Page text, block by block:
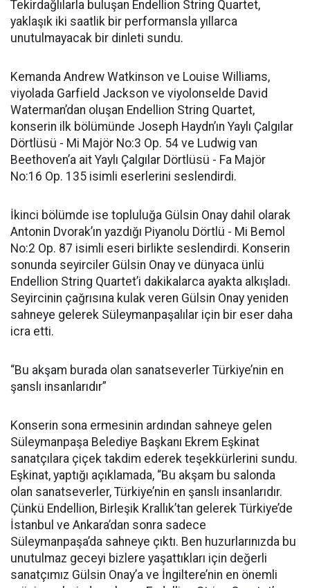
Tekirdağlılarla buluşan Endellion String Quartet,
yaklaşık iki saatlik bir performansla yıllarca
unutulmayacak bir dinleti sundu.
Kemanda Andrew Watkinson ve Louise Williams,
viyolada Garfield Jackson ve viyolonselde David
Waterman’dan oluşan Endellion String Quartet,
konserin ilk bölümünde Joseph Haydn’ın Yaylı Çalgılar
Dörtlüsü - Mi Majör No:3 Op. 54 ve Ludwig van
Beethoven’a ait Yaylı Çalgılar Dörtlüsü - Fa Majör
No:16 Op. 135 isimli eserlerini seslendirdi.
İkinci bölümde ise topluluğa Gülsin Onay dahil olarak
Antonin Dvorak’ın yazdığı Piyanolu Dörtlü - Mi Bemol
No:2 Op. 87 isimli eseri birlikte seslendirdi. Konserin
sonunda seyirciler Gülsin Onay ve dünyaca ünlü
Endellion String Quartet’i dakikalarca ayakta alkışladı.
Seyircinin çağrısına kulak veren Gülsin Onay yeniden
sahneye gelerek Süleymanpaşalılar için bir eser daha
icra etti.
“Bu akşam burada olan sanatseverler Türkiye’nin en
şanslı insanlarıdır”
Konserin sona ermesinin ardından sahneye gelen
Süleymanpaşa Belediye Başkanı Ekrem Eşkinat
sanatçılara çiçek takdim ederek teşekkürlerini sundu.
Eşkinat, yaptığı açıklamada, “Bu akşam bu salonda
olan sanatseverler, Türkiye’nin en şanslı insanlarıdır.
Çünkü Endellion, Birleşik Krallık’tan gelerek Türkiye’de
İstanbul ve Ankara’dan sonra sadece
Süleymanpaşa’da sahneye çıktı. Ben huzurlarınızda bu
unutulmaz geceyi bizlere yaşattıkları için değerli
sanatçımız Gülsin Onay’a ve İngiltere’nin en önemli